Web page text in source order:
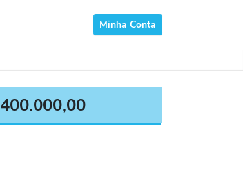
Minha Conta
400.000,00